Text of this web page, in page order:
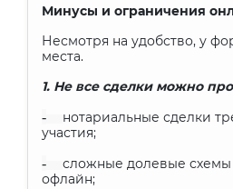
Минусы и ограничения
Несмотря на удобство, у
места.
1. Не все сделки можно
-
нотариальные сделки
участия;
-
сложные долевые
офлайн;